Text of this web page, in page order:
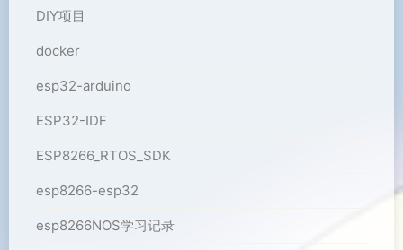
DIY项目
docker
esp32-arduino
ESP32-IDF
ESP8266_RTOS_SDK
esp8266-esp32
esp8266NOS学习记录